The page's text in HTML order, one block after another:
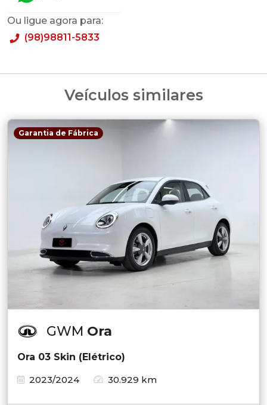
Ou ligue agora para:
(98)98811-5833
Veículos similares
Garantia de Fábrica
GWM Ora
Ora 03 Skin (Elétrico)
2023/2024
30.929 km